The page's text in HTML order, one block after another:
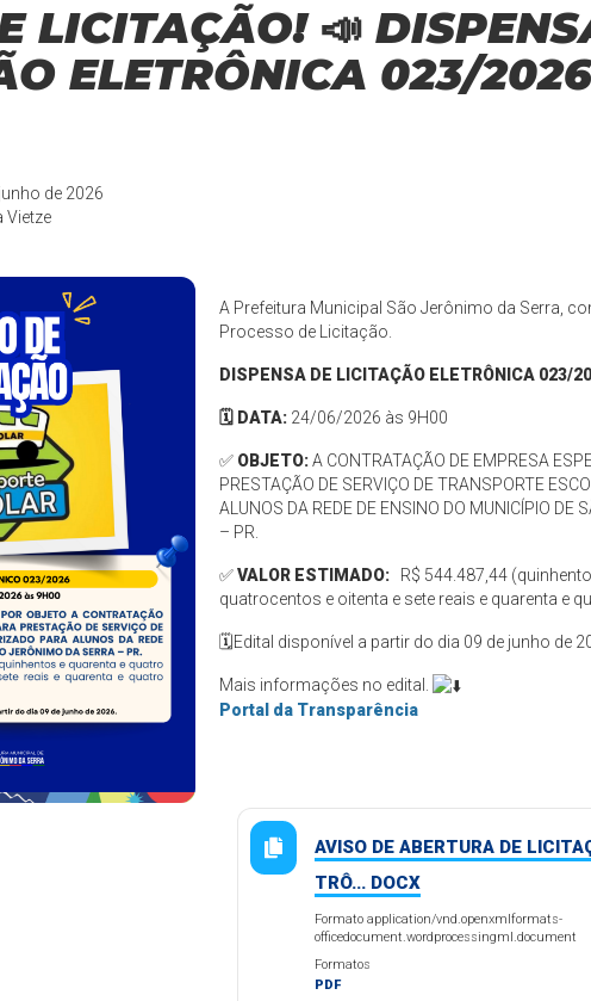
LICITAÇÃO! 📣
ELETRÔNICA 023/
de 2026
Vietze
A Prefeitura Municipal São Jerônimo da Serra,
Processo de Licitação.
DISPENSA DE LICITAÇÃO ELETRÔNICA 023/
🗓️ DATA: 24/06/2026 às 9H00
✅ OBJETO:A CONTRATAÇÃO DE EMPRESA
PRESTAÇÃO DE SERVIÇO DE TRANSPORTE
ALUNOS DA REDE DE ENSINO DO MUNICÍPIO DE
– PR.
✅VALOR ESTIMADO:
R$ 544.487,44
quatrocentos e oitenta e sete reais e quarenta e
🗓️Edital disponível a partir do dia 09 de junho de
Mais informações no edital.
Portal da Transparência
AVISO DE ABERTURA DE
TRÔ... DOCX
Formato application/vnd.openxmlformats-
officedocument.wordprocessingml.document
Formatos
PDF